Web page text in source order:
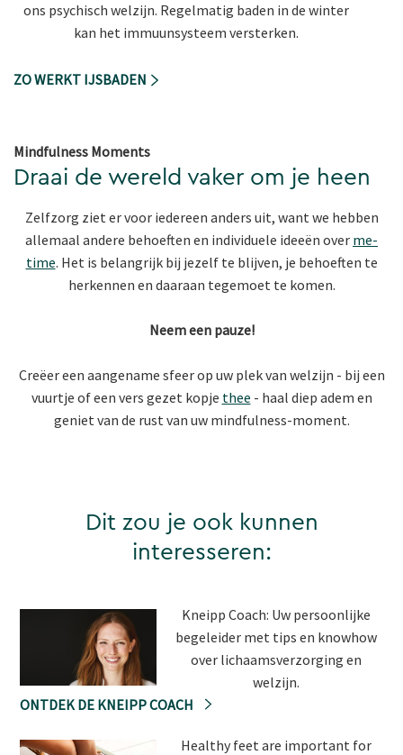
ons psychisch welzijn. Regelmatig baden in de winter
kan het immuunsysteem versterken.
ZO WERKT IJSBADEN
Mindfulness Moments
Draai de wereld vaker om je heen
Zelfzorg ziet er voor iedereen anders uit, want we hebben
allemaal andere behoeften en individuele ideeën over me-
time. Het is belangrijk bij jezelf te blijven, je behoeften te
herkennen en daaraan tegemoet te komen.
Neem een pauze!
Creëer een aangename sfeer op uw plek van welzijn - bij een
vuurtje of een vers gezet kopje thee - haal diep adem en
geniet van de rust van uw mindfulness-moment.
Dit zou je ook kunnen
interesseren:
Kneipp Coach: Uw persoonlijke
begeleider met tips en knowhow
over lichaamsverzorging en
welzijn.
ONTDEK DE KNEIPP COACH
Healthy feet are important for